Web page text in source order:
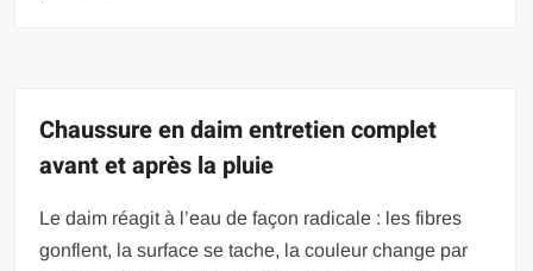
Chaussure en daim entretien complet
avant et après la pluie
Le daim réagit à l’eau de façon radicale : les fibres
gonflent, la surface se tache, la couleur change par